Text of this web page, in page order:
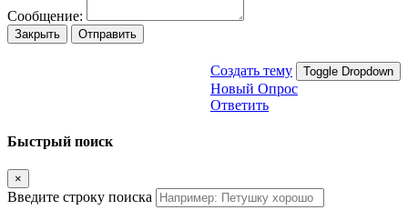
Сообщение:
Закрыть Отправить
Создать тему Toggle Dropdown
Новый Опрос
Ответить
Быстрый поиск
×
Введите строку поиска